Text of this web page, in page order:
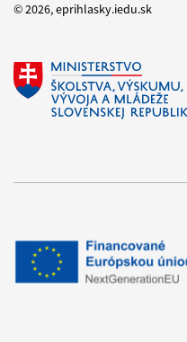
© 2026, eprihlasky.iedu.sk